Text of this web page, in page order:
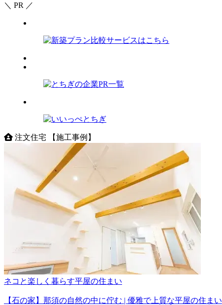
＼ PR ／
注文住宅 【施工事例】
ネコと楽しく暮らす平屋の住まい
【石の家】那須の自然の中に佇む | 優雅で上質な平屋の住まい